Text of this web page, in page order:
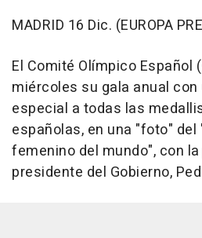
MADRID 16 Dic. (EUROPA
El Comité Olímpico Español
miércoles su gala anual
especial a todas las
españolas, en una "foto"
femenino del mundo", con
presidente del Gobierno,